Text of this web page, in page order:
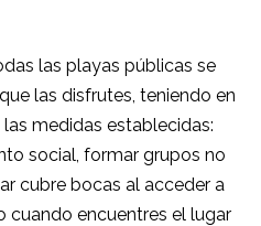
las playas públicas se
las disfrutes, teniendo en
medidas establecidas:
social, formar grupos no
cubre bocas al acceder a
cuando encuentres el lugar